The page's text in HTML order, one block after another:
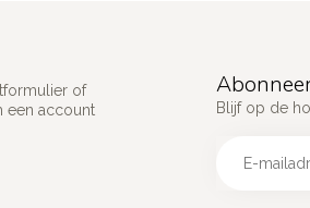
of
een account
Blijf op de